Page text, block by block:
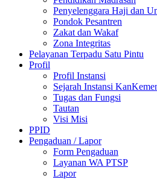
Penyelenggara Haji dan
Pondok Pesantren
Zakat dan Wakaf
Zona Integritas
Pelayanan Terpadu Satu Pintu
Profil
Profil Instansi
Sejarah Instansi
Tugas dan Fungsi
Tautan
Visi Misi
PPID
Pengaduan / Lapor
Form Pengaduan
Layanan WA PTSP
Lapor